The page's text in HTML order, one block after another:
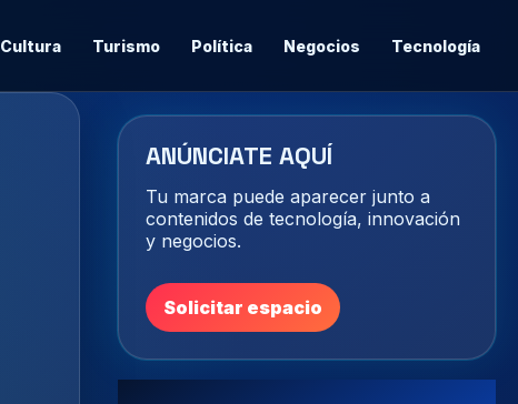
Cultura Turismo Política Negocios Tecnología
ANÚNCIATE AQUÍ
Tu marca puede aparecer junto a
contenidos de tecnología, innovación
y negocios.
Solicitar espacio